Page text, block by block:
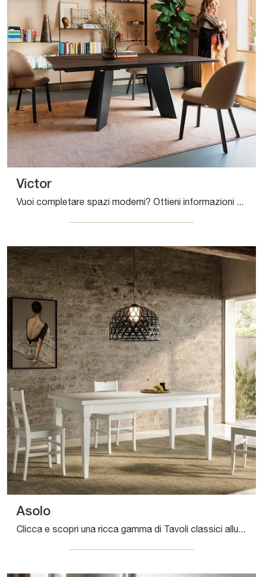
Victor
Vuoi completare spazi moderni? Ottieni informazioni sui tavoli moderni allungabili: il modello da pranzo Victor ti aspetta.
Asolo
Clicca e scopri una ricca gamma di Tavoli classici allungabili da cucina! Il modello Asolo di Arredo3 ti sta aspettando.